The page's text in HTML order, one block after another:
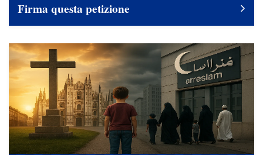
Firma questa petizione